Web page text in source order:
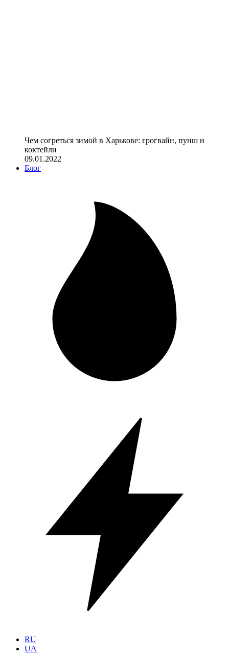
Чем согреться зимой в Харькове: грогвайн, пунш и
коктейли
09.01.2022
Блог
RU
UA